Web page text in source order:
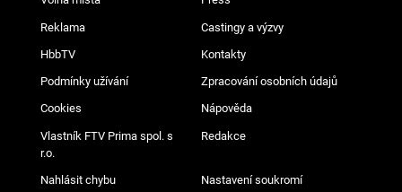
Reklama Castingy a výzvy
HbbTV Kontakty
Podmínky užívání Zpracování osobních údajů
Cookies Nápověda
Vlastník FTV Prima spol. s
r.o.
Redakce
Nahlásit chybu Nastavení soukromí